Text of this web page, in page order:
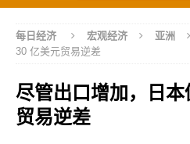
每日经济 宏观经济 亚洲
30 亿美元贸易逆差
尽管出口增加，日
贸易逆差